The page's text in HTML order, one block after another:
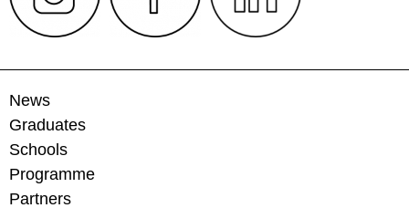
News
Graduates
Schools
Programme
Partners